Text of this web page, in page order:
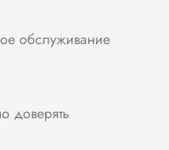
обслуживание
доверять